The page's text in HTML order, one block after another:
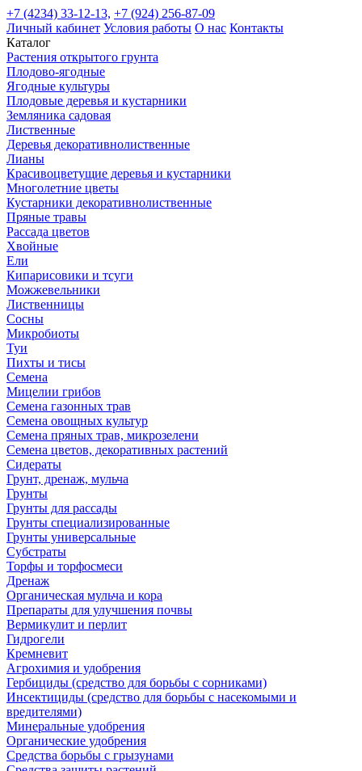
+7 (4234) 33-12-13, +7 (924) 256-87-09
Личный кабинет Условия работы О нас Контакты
Каталог
Растения открытого грунта
Плодово-ягодные
Ягодные культуры
Плодовые деревья и кустарники
Земляника садовая
Лиственные
Деревья декоративнолиственные
Лианы
Красивоцветущие деревья и кустарники
Многолетние цветы
Кустарники декоративнолиственные
Пряные травы
Рассада цветов
Хвойные
Ели
Кипарисовики и тсуги
Можжевельники
Лиственницы
Сосны
Микробиоты
Туи
Пихты и тисы
Семена
Мицелии грибов
Семена газонных трав
Семена овощных культур
Семена пряных трав, микрозелени
Семена цветов, декоративных растений
Сидераты
Грунт, дренаж, мульча
Грунты
Грунты для рассады
Грунты специализированные
Грунты универсальные
Субстраты
Торфы и торфосмеси
Дренаж
Органическая мульча и кора
Препараты для улучшения почвы
Вермикулит и перлит
Гидрогели
Кремневит
Агрохимия и удобрения
Гербициды (средство для борьбы с сорниками)
Инсектициды (средство для борьбы с насекомыми и
вредителями)
Минеральные удобрения
Органические удобрения
Средства борьбы с грызунами